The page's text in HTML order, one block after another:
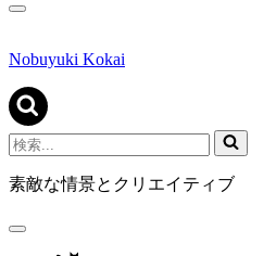
ナ
ゲ
シ
ョ
ン
メ
ニ
ュ
Nobuyuki Kokai
検
索...
素敵な情景とクリエイティブ
ナ